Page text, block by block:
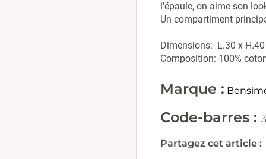
l'épaule, on aime son
Un compartiment
Dimensions: L.30 x
Composition: 100%
Marque :
Code-barres :
Partagez cet article :